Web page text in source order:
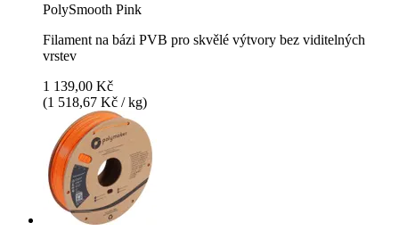
PolySmooth Pink
Filament na bázi PVB pro skvělé výtvory bez viditelných
vrstev
1 139,00 Kč
(1 518,67 Kč / kg)